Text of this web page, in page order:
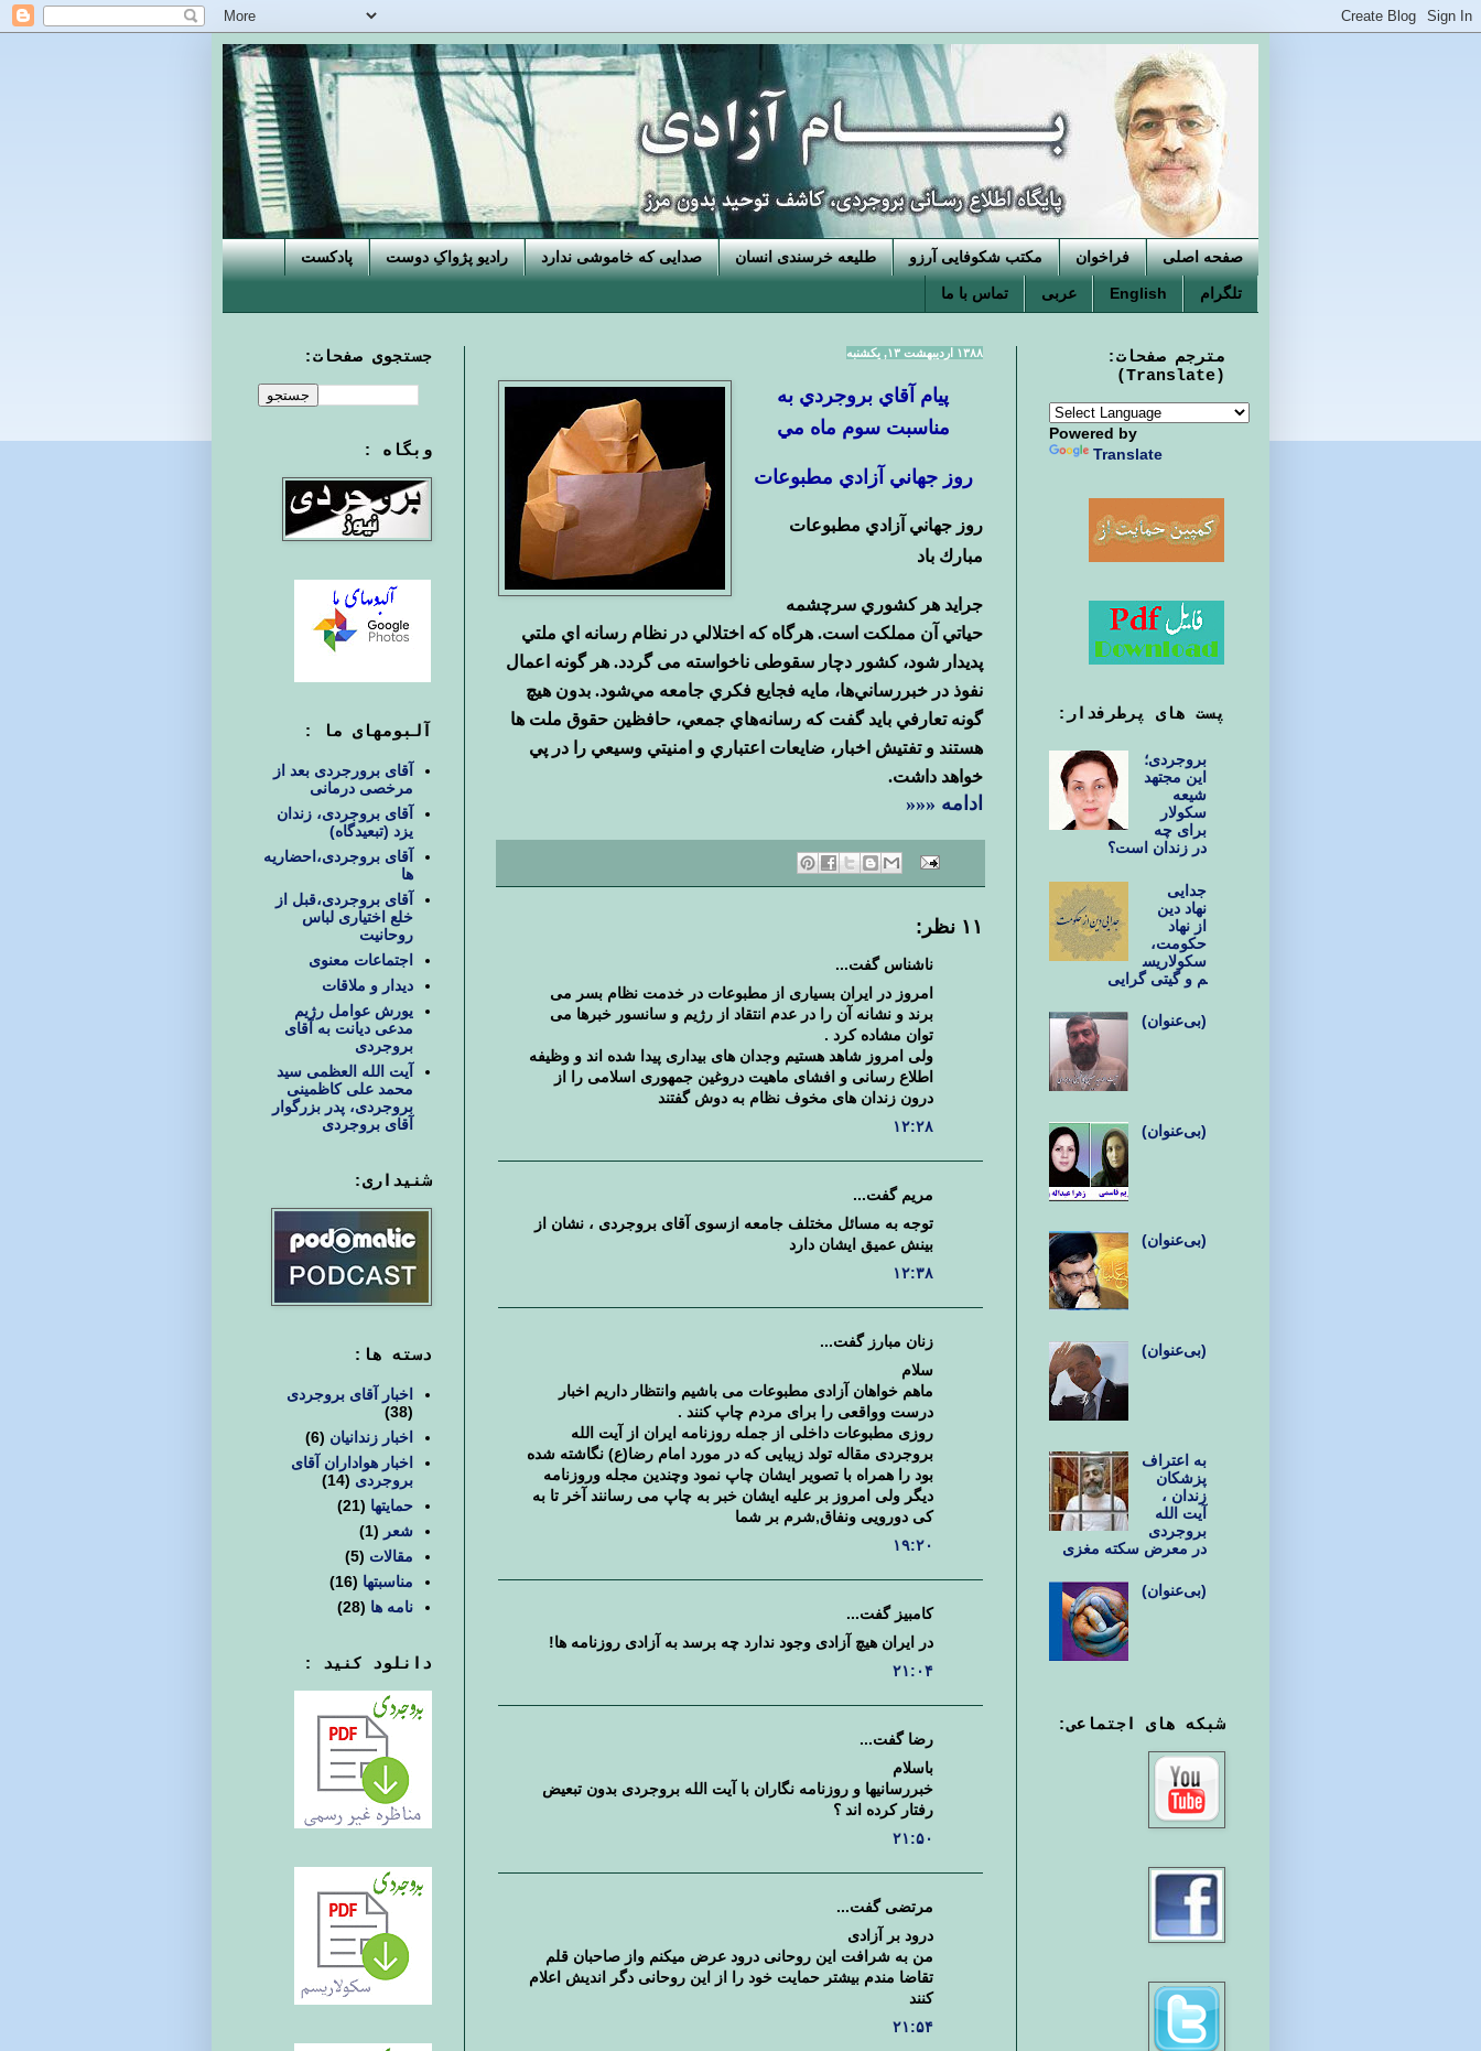
صفحه اصلی فراخوان مکتب شکوفایی آرزو طلیعه خرسندی انسان صدایی که خاموشی ندارد رادیو پژواکِ دوست پادکست
تلگرام English عربی تماس با ما
۱۳۸۸ اردیبهشت ۱۳, یکشنبه
پيام آقاي بروجردي به
مناسبت سوم ماه مي
روز جهاني آزادي مطبوعات
روز جهاني آزادي مطبوعات
مبارك باد
جرايد هر كشوري سرچشمه
حياتي آن مملكت است. هرگاه كه اختلالي در نظام رسانه اي ملتي
پديدار شود، کشور دچار سقوطی ناخواسته می گردد. هر گونه اعمال
نفوذ در خبررساني‌ها، مايه فجايع فكري جامعه مي‌شود. بدون هيچ
گونه تعارفي بايد گفت كه رسانه‌هاي جمعي، حافظين حقوق ملت ها
هستند و تفتيش اخبار، ضايعات اعتباري و امنيتي وسيعي را در پي
خواهد داشت.
ادامه «««
۱۱ نظر:
ناشناس گفت...
امروز در ایران بسیاری از مطبوعات در خدمت نظام بسر می
برند و نشانه آن را در عدم انتقاد از رژیم و سانسور خبرها می
توان مشاده کرد .
ولی امروز شاهد هستیم وجدان های بیداری پیدا شده اند و وظیفه
اطلاع رسانی و افشای ماهیت دروغین جمهوری اسلامی را از
درون زندان های مخوف نظام به دوش گفتند
۱۲:۲۸
مریم گفت...
توجه به مسائل مختلف جامعه ازسوی آقای بروجردی ، نشان از
بینش عمیق ایشان دارد
۱۲:۳۸
زنان مبارز گفت...
سلام
ماهم خواهان آزادی مطبوعات می باشیم وانتظار داریم اخبار
درست وواقعی را برای مردم چاپ کنند .
روزی مطبوعات داخلی از جمله روزنامه ایران از آیت الله
بروجردی مقاله تولد زیبایی که در مورد امام رضا(ع) نگاشته شده
بود را همراه با تصویر ایشان چاپ نمود وچندین مجله وروزنامه
دیگر ولی امروز بر علیه ایشان خبر به چاپ می رسانند آخر تا به
کی دورویی ونفاق,شرم بر شما
۱۹:۲۰
کامبیز گفت...
در ایران هیچ آزادی وجود ندارد چه برسد به آزادی روزنامه ها!
۲۱:۰۴
رضا گفت...
باسلام
خبررسانیها و روزنامه نگاران با آیت الله بروجردی بدون تبعیض
رفتار کرده اند ؟
۲۱:۵۰
مرتضی گفت...
درود بر آزادی
من به شرافت این روحانی درود عرض میکنم واز صاحبان قلم
تقاضا مندم بیشتر حمایت خود را از این روحانی دگر اندیش اعلام
کنند
۲۱:۵۴
جستجوی صفحات:
وبگاه :
آلبومهای ما :
آقای برورجردی بعد از
مرخصی درمانی
آقای بروجردی، زندان
یزد (تبعیدگاه)
آقای بروجردی،احضاریه
ها
آقای بروجردی،قبل از
خلع اختیاری لباس
روحانیت
اجتماعات معنوی
دیدار و ملاقات
یورش عوامل رژیم
مدعی دیانت به آقای
بروجردی
آیت الله العظمی سید
محمد علی کاظمینی
بروجردی، پدر بزرگوار
آقای بروجردی
شنیداری:
دسته ها:
اخبار آقای بروجردی
(38)
اخبار زندانیان (6)
اخبار هواداران آقای
بروجردی (14)
حمایتها (21)
شعر (1)
مقالات (5)
مناسبتها (16)
نامه ها (28)
دانلود کنید :
مترجم صفحات:
(Translate)
Powered by
Translate
پست های پرطرفدار:
بروجردی؛
این مجتهد
شیعه
سکولار
برای چه
در زندان است؟
جدایی
نهاد دین
از نهاد
حکومت،
سکولاریس
م و گیتی گرایی
(بی‌عنوان)
(بی‌عنوان)
(بی‌عنوان)
(بی‌عنوان)
به اعتراف
پزشکان
زندان ،
آیت الله
بروجردی
در معرض سکته مغزی
(بی‌عنوان)
شبکه های اجتماعی: